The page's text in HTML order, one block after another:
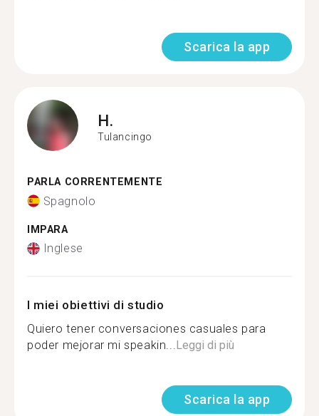
Scarica la app
H.
Tulancingo
PARLA CORRENTEMENTE
Spagnolo
IMPARA
Inglese
I miei obiettivi di studio
Quiero tener conversaciones casuales para
poder mejorar mi speakin...Leggi di più
Scarica la app